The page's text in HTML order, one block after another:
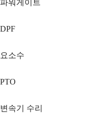
파워게이트
DPF
요소수
PTO
변속기 수리